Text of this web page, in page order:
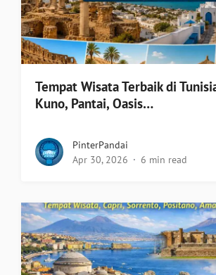
Tempat Wisata Terbaik di
Kuno, Pantai, Oasis…
PinterPandai
Apr 30, 2026
6 min read